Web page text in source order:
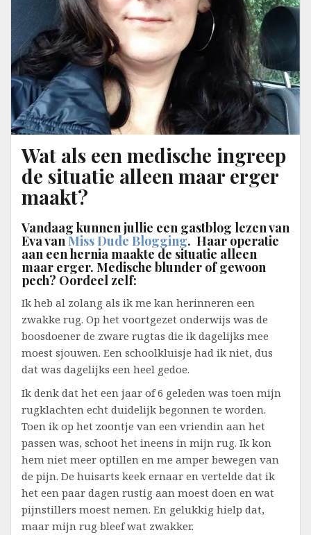
Wat als een medische ingreep
de situatie alleen maar erger
maakt?
Vandaag kunnen jullie een gastblog lezen van
Eva van Miss Dude Blogging. Haar operatie
aan een hernia maakte de situatie alleen
maar erger. Medische blunder of gewoon
pech? Oordeel zelf:
Ik heb al zolang als ik me kan herinneren een
zwakke rug. Op het voortgezet onderwijs was de
boosdoener de zware rugtas die ik dagelijks mee
moest sjouwen. Een schoolkluisje had ik niet, dus
dat was dagelijks een heel gedoe.
Ik denk dat het een jaar of 6 geleden was toen mijn
rugklachten echt duidelijk begonnen te worden.
Toen ik op het zoontje van een vriendin aan het
passen was, schoot het ineens in mijn rug. Ik kon
hem niet meer optillen en me amper bewegen van
de pijn. De huisarts keek ernaar en vertelde dat ik
het een paar dagen rustig aan moest doen en wat
pijnstillers moest nemen. En gelukkig hielp dat,
maar mijn rug bleef wat zwakker.